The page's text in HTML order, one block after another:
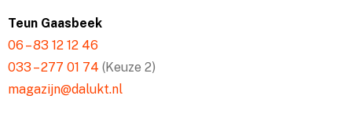
Teun Gaasbeek
06 – 83 12 12 46
033 – 277 01 74 (Keuze 2)
magazijn@dalukt.nl